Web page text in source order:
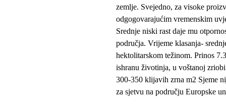
zemlje. Svejedno, za visoke
odgogovarajućim vremenskim
Srednje niski rast daje mu
područja. Vrijeme klasanja-
hektolitarskom težinom. Prinos
ishranu životinja, u voštanoj
300-350 klijavih zrna m2 Sjeme
za sjetvu na području Europske